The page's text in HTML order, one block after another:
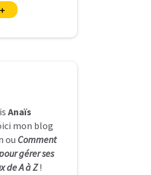
Anaïs
mon blog
ou Comment
gérer ses
de A à Z!